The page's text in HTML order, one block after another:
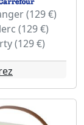
(129 €)
(129 €)
(129 €)